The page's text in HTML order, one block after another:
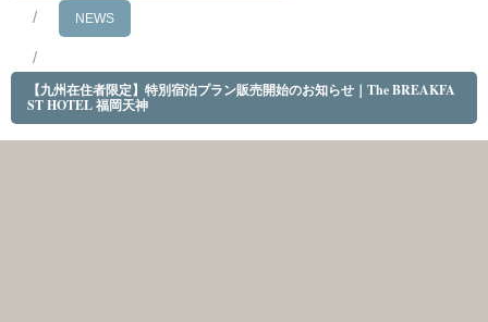
NEWS
【九州在住者限定】特別宿泊プラン販売開始のお知らせ｜The BREAKFA
ST HOTEL 福岡天神